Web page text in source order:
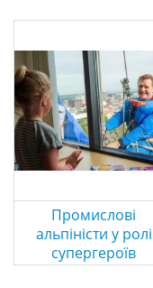
Промислові
альпіністи у ролі
супергероїв